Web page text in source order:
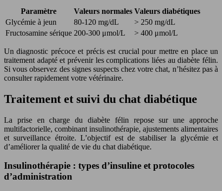
Paramètre Valeurs normales Valeurs diabétiques
Glycémie à jeun
80-120 mg/dL
> 250 mg/dL
Fructosamine sérique 200-300 μmol/L > 400 μmol/L
Un diagnostic précoce et précis est crucial pour mettre en place un
traitement adapté et prévenir les complications liées au diabète félin.
Si vous observez des signes suspects chez votre chat, n’hésitez pas à
consulter rapidement votre vétérinaire.
Traitement et suivi du chat diabétique
La prise en charge du diabète félin repose sur une approche
multifactorielle, combinant insulinothérapie, ajustements alimentaires
et surveillance étroite. L’objectif est de stabiliser la glycémie et
d’améliorer la qualité de vie du chat diabétique.
Insulinothérapie : types d’insuline et protocoles
d’administration